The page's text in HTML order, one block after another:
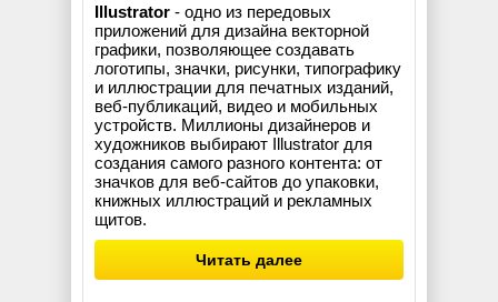
Illustrator - одно из передовых
приложений для дизайна векторной
графики, позволяющее создавать
логотипы, значки, рисунки, типографику
и иллюстрации для печатных изданий,
веб-публикаций, видео и мобильных
устройств. Миллионы дизайнеров и
художников выбирают Illustrator для
создания самого разного контента: от
значков для веб-сайтов до упаковки,
книжных иллюстраций и рекламных
щитов.
Читать далее